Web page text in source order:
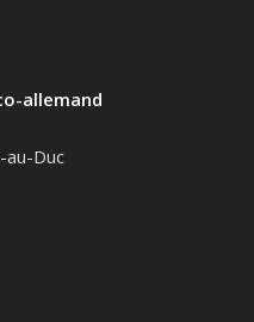
allemand
Duc